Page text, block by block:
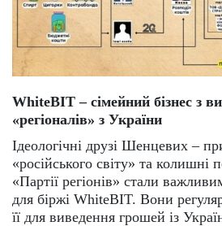
WhiteBIT – сімейний бізнес з
«регіоналів» з України
Ідеологічні друзі Шенцевих –
«російського світу» та
«Партії регіонів» стали
для біржі WhiteBIT. Вони
її для виведення грошей із